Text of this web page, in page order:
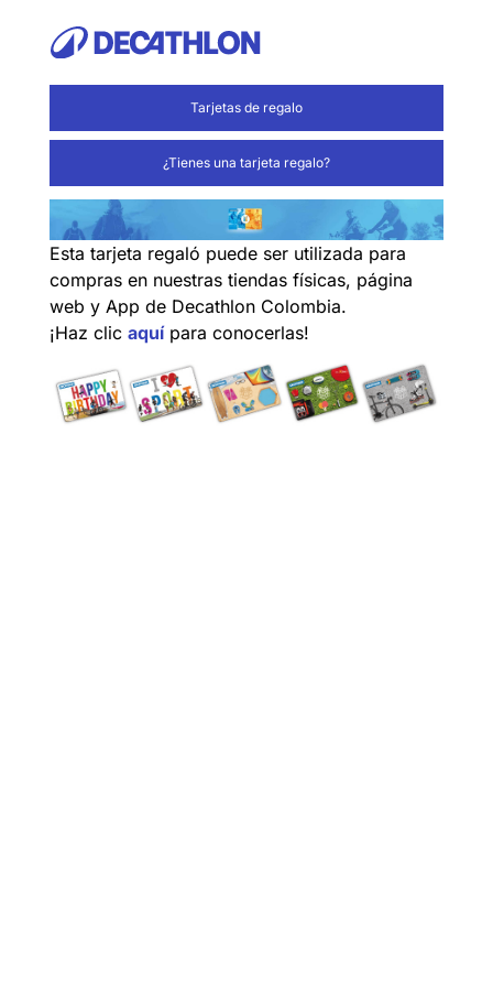
Tarjetas de regalo
¿Tienes una tarjeta regalo?
Esta tarjeta regaló puede ser utilizada para
compras en nuestras tiendas físicas, página
web y App de Decathlon Colombia.
¡Haz clic aquípara conocerlas!